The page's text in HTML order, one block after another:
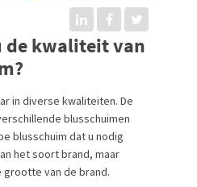
de kwaliteit van
in diverse kwaliteiten. De
blusschuimen
blusschuim dat u nodig
het soort brand, maar
van de brand.